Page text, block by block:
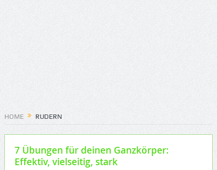
HOME RUDERN
7 Übungen für deinen Ganzkörper:
Effektiv, vielseitig, stark